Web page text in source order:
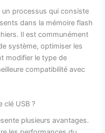
un processus qui consiste
dans la mémoire flash
Il est communément
système, optimiser les
modifier le type de
compatibilité avec
clé USB ?
plusieurs avantages.